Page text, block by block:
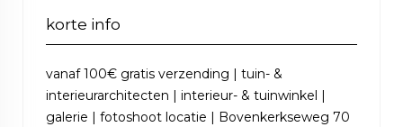
korte info
vanaf 100€ gratis verzending | tuin- &
interieurarchitecten | interieur- & tuinwinkel |
galerie | fotoshoot locatie | Bovenkerkseweg 70